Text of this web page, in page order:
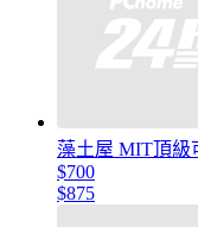
藻土屋 MIT頂級
$700
$875